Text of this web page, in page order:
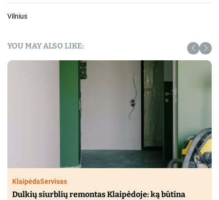
Vilnius
YOU MAY ALSO LIKE:
KlaipėdaServisas
Dulkių siurblių remontas Klaipėdoje: ką būtina